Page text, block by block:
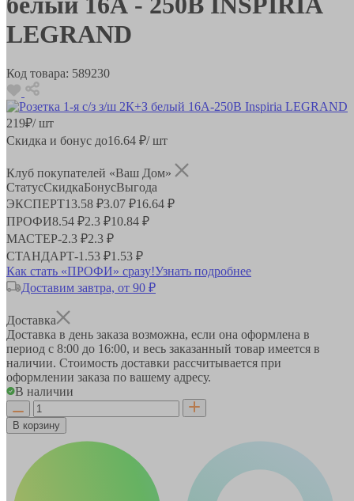
LEGRAND
Код товара: 589230
219₽/ шт
Скидка и бонус до16.64 ₽/ шт
Клуб покупателей «Ваш Дом»
СтатусСкидкаБонусВыгода
ЭКСПЕРТ13.58 ₽3.07 ₽16.64 ₽
ПРОФИ8.54 ₽2.3 ₽10.84 ₽
МАСТЕР-2.3 ₽2.3 ₽
СТАНДАРТ-1.53 ₽1.53 ₽
Как стать «ПРОФИ» сразу!Узнать подробнее
Доставим завтра, от 90 ₽
Доставка
Доставка в день заказа возможна, если она оформлена в
период с 8:00 до 16:00, и весь заказанный товар имеется в
наличии. Стоимость доставки рассчитывается при
оформлении заказа по вашему адресу.
В наличии
В корзину